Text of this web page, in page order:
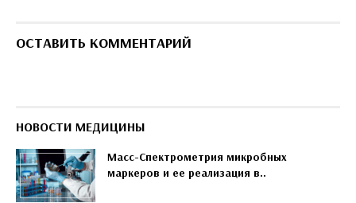
ОСТАВИТЬ КОММЕНТАРИЙ
НОВОСТИ МЕДИЦИНЫ
Масс-Спектрометрия микробных
маркеров и ее реализация в..